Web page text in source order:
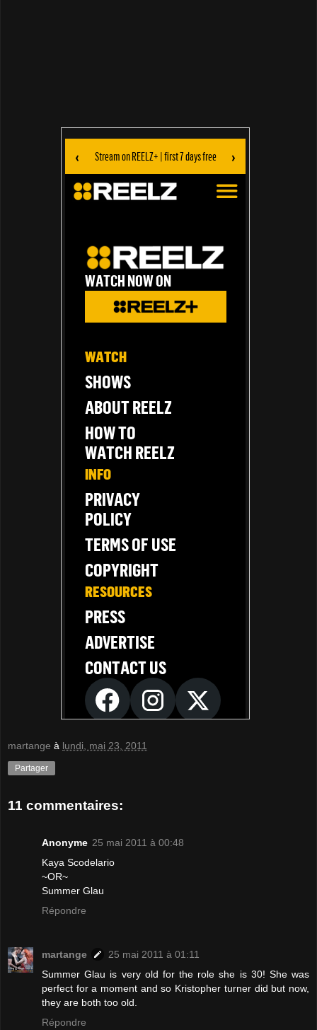
martange à lundi, mai 23, 2011
Partager
11 commentaires:
Anonyme 25 mai 2011 à 00:48
Kaya Scodelario
~OR~
Summer Glau
Répondre
martange
25 mai 2011 à 01:11
Summer Glau is very old for the role she is 30! She was
perfect for a moment and so Kristopher turner did but now,
they are both too old.
Répondre